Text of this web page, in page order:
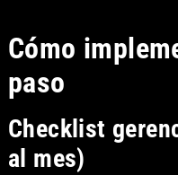
Cómo
paso
Checklist
al mes)